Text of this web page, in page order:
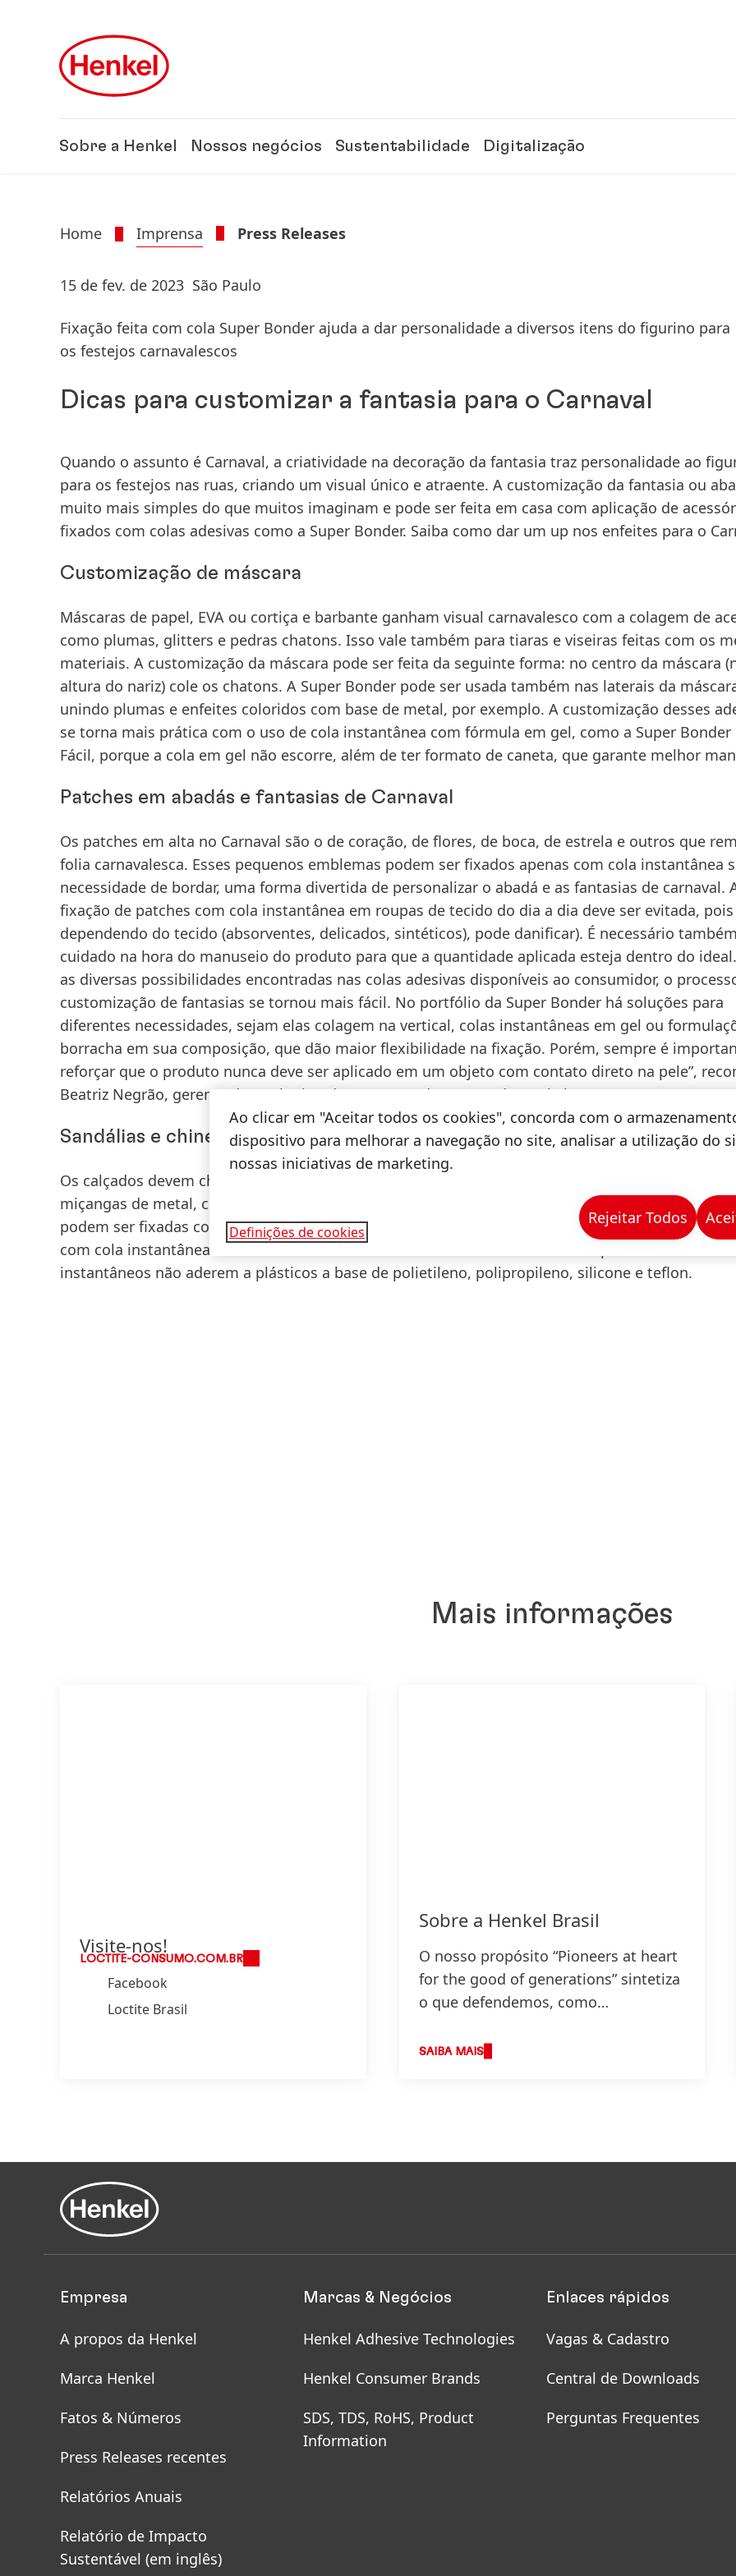
Sobre a Henkel Nossos negócios Sustentabilidade Digitalização
Home Imprensa Press Releases
15 de fev. de 2023 São Paulo
Fixação feita com cola Super Bonder ajuda a dar personalidade a diversos itens do figurino para
os festejos carnavalescos
Dicas para customizar a fantasia para o Carnaval
Quando o assunto é Carnaval, a criatividade na decoração da fantasia traz personalidade ao
para os festejos nas ruas, criando um visual único e atraente. A customização da fantasia ou
muito mais simples do que muitos imaginam e pode ser feita em casa com aplicação de
fixados com colas adesivas como a Super Bonder. Saiba como dar um up nos enfeites para o
Customização de máscara
Máscaras de papel, EVA ou cortiça e barbante ganham visual carnavalesco com a colagem de
como plumas, glitters e pedras chatons. Isso vale também para tiaras e viseiras feitas com os
materiais. A customização da máscara pode ser feita da seguinte forma: no centro da máscara
altura do nariz) cole os chatons. A Super Bonder pode ser usada também nas laterais da
unindo plumas e enfeites coloridos com base de metal, por exemplo. A customização desses
se torna mais prática com o uso de cola instantânea com fórmula em gel, como a Super Bonder
Fácil, porque a cola em gel não escorre, além de ter formato de caneta, que garante melhor
Patches em abadás e fantasias de Carnaval
Os patches em alta no Carnaval são o de coração, de flores, de boca, de estrela e outros que
folia carnavalesca. Esses pequenos emblemas podem ser fixados apenas com cola instantânea
necessidade de bordar, uma forma divertida de personalizar o abadá e as fantasias de carnaval.
fixação de patches com cola instantânea em roupas de tecido do dia a dia deve ser evitada, pois
dependendo do tecido (absorventes, delicados, sintéticos), pode danificar). É necessário também
cuidado na hora do manuseio do produto para que a quantidade aplicada esteja dentro do ideal.
as diversas possibilidades encontradas nas colas adesivas disponíveis ao consumidor, o
customização de fantasias se tornou mais fácil. No portfólio da Super Bonder há soluções para
diferentes necessidades, sejam elas colagem na vertical, colas instantâneas em gel ou
borracha em sua composição, que dão maior flexibilidade na fixação. Porém, sempre é
reforçar que o produto nunca deve ser aplicado em um objeto com contato direto na pele”,
Beatriz Negrão, gerente de Marketing da Super Bonder, marca da Henkel.
Sandálias e chinelos com miçangas
Os calçados devem chamar a atenção na folia não apenas pelo samba no pé. Adereços como
miçangas de metal, conferem sofisticação ao visual de chinelo e sandálias para o Carnaval e
podem ser fixadas com Super Bonder. É importante que haja atenção na colagem de peças
com cola instantânea e assim evitar o contato com os dedos ou cair sobre superfícies. Os
instantâneos não aderem a plásticos a base de polietileno, polipropileno, silicone e teflon.
Mais informações
Visite-nos!
LOCTITE-CONSUMO.COM.BR
Facebook
Loctite Brasil
Sobre a Henkel Brasil
O nosso propósito “Pioneers at heart
for the good of generations” sintetiza
o que defendemos, como
estratégia.
SAIBA MAIS
Empresa
A propos da Henkel
Marca Henkel
Fatos & Números
Press Releases recentes
Relatórios Anuais
Relatório de Impacto
Sustentável (em inglês)
Marcas & Negócios
Henkel Adhesive Technologies
Henkel Consumer Brands
SDS, TDS, RoHS, Product
Information
Enlaces rápidos
Vagas & Cadastro
Central de Downloads
Perguntas Frequentes
Ao clicar em "Aceitar todos os cookies", concorda com o
dispositivo para melhorar a navegação no site, analisar a utilização do
nossas iniciativas de marketing.
Definições de cookies
Rejeitar Todos